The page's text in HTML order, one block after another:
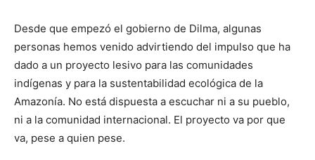
Desde que empezó el gobierno de Dilma, algunas
personas hemos venido advirtiendo del impulso que ha
dado a un proyecto lesivo para las comunidades
indígenas y para la sustentabilidad ecológica de la
Amazonía. No está dispuesta a escuchar ni a su pueblo,
ni a la comunidad internacional. El proyecto va por que
va, pese a quien pese.